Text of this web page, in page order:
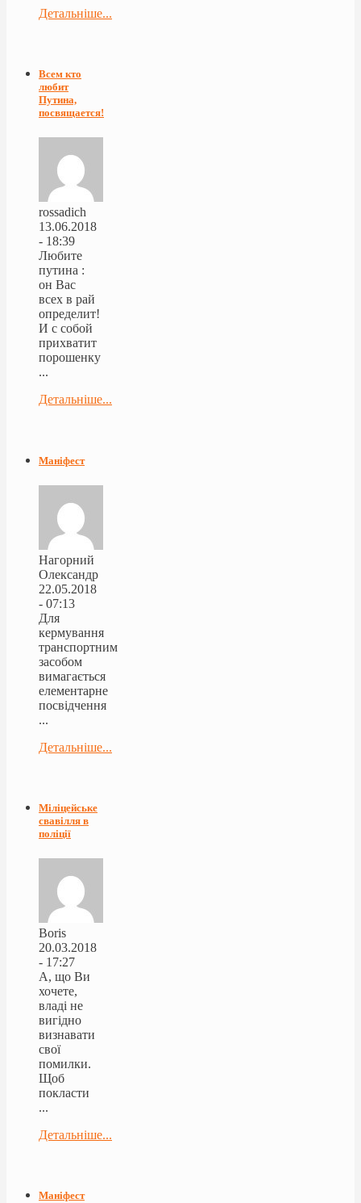
Детальніше...
Всем кто
любит
Путина,
посвящается!
rossadich
13.06.2018
- 18:39
Любите
путина :
он Вас
всех в рай
определит!
И с собой
прихватит
порошенку
...
Детальніше...
Маніфест
Нагорний
Олександр
22.05.2018
- 07:13
Для
кермування
транспортним
засобом
вимагається
елементарне
посвідчення
...
Детальніше...
Міліцейське
свавілля в
поліції
Boris
20.03.2018
- 17:27
А, що Ви
хочете,
владі не
вигідно
визнавати
свої
помилки.
Щоб
покласти
...
Детальніше...
Маніфест